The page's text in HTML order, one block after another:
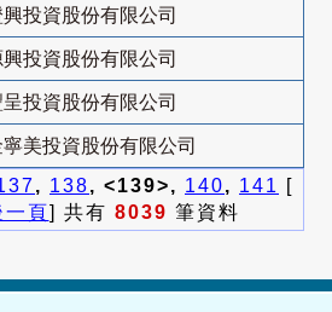
投資股份有限公司
投資股份有限公司
呈投資股份有限公司
美投資股份有限公司
, 138, <139>, 140, 141
[
一頁] 共有 8039 筆資料